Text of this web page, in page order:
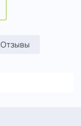
Отзывы